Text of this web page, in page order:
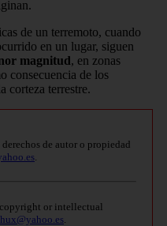
de un terremoto, cuando
en un lugar, siguen
magnitud, en zonas
consecuencia de los
corteza terrestre.
de autor o propiedad
or intellectual